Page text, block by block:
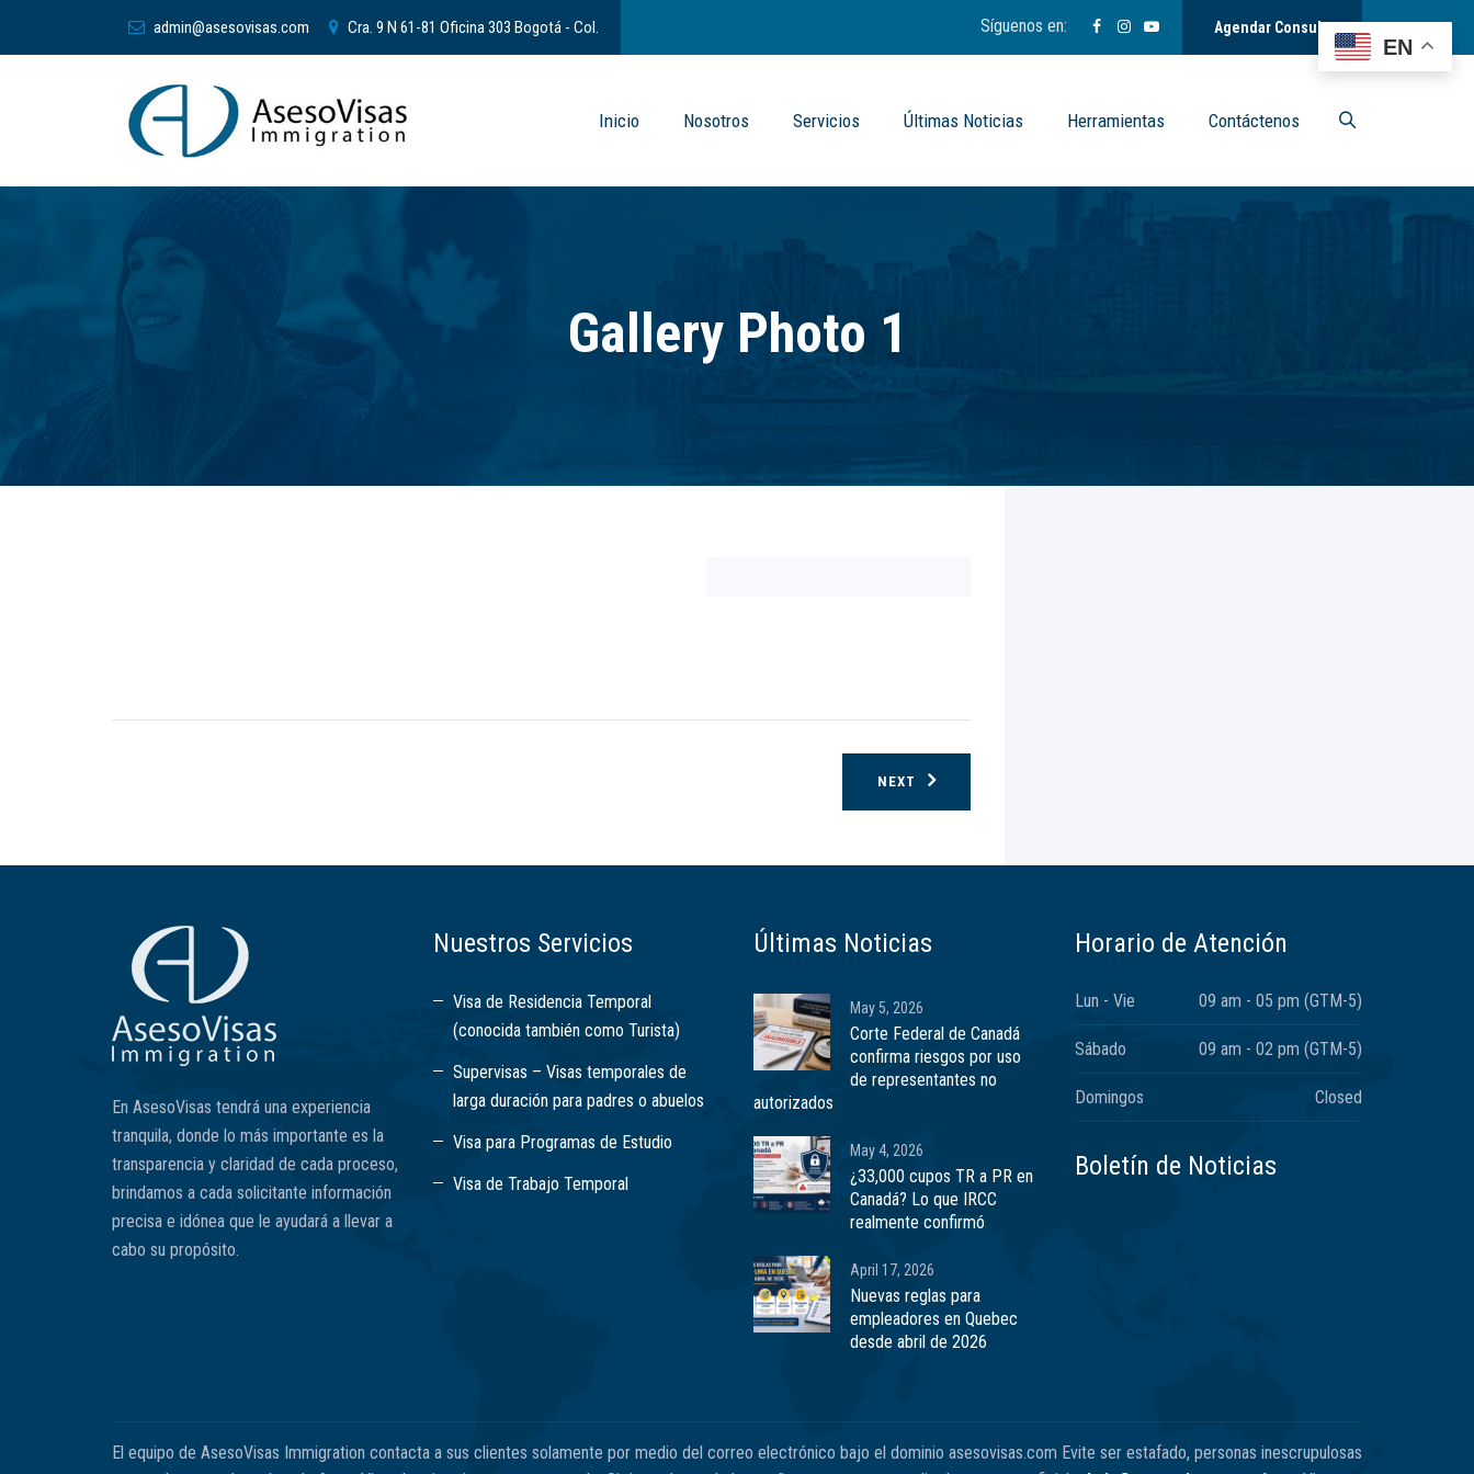
admin@asesovisas.com Cra. 9 N 61-81 Oficina 303 Bogotá - Col. Síguenos en: Agendar Consulta
Inicio Nosotros Servicios Últimas Noticias Herramientas Contáctenos
Gallery Photo 1
NEXT
En AsesoVisas tendrá una experiencia
tranquila, donde lo más importante es la
transparencia y claridad de cada proceso,
brindamos a cada solicitante información
precisa e idónea que le ayudará a llevar a
cabo su propósito.
Nuestros Servicios
Visa de Residencia Temporal
(conocida también como Turista)
Supervisas – Visas temporales de
larga duración para padres o abuelos
Visa para Programas de Estudio
Visa de Trabajo Temporal
Últimas Noticias
May 5, 2026
Corte Federal de Canadá
confirma riesgos por uso
de representantes no
autorizados
May 4, 2026
¿33,000 cupos TR a PR en
Canadá? Lo que IRCC
realmente confirmó
April 17, 2026
Nuevas reglas para
empleadores en Quebec
desde abril de 2026
Horario de Atención
Lun - Vie 09 am - 05 pm (GTM-5)
Sábado 09 am - 02 pm (GTM-5)
Domingos Closed
Boletín de Noticias
El equipo de AsesoVisas Immigration contacta a sus clientes solamente por medio del correo electrónico bajo el dominio asesovisas.com Evite ser estafado, personas inescrupulosas
EN